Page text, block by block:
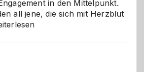
in den Mittelpunkt.
all jene, die sich mit Herzblut